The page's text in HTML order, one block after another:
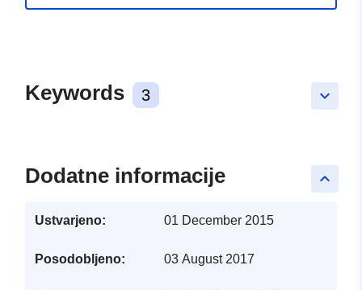
keyboard_arrow_down
Keywords 3
keyboard_arrow_up
Dodatne informacije
Ustvarjeno: 01 December 2015
Posodobljeno: 03 August 2017